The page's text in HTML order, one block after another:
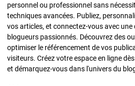
personnel ou professionnel sans
techniques avancées. Publiez,
vos articles, et connectez-vous avec
blogueurs passionnés. Découvrez des
optimiser le référencement de vos
visiteurs. Créez votre espace en ligne
et démarquez-vous dans l'univers du